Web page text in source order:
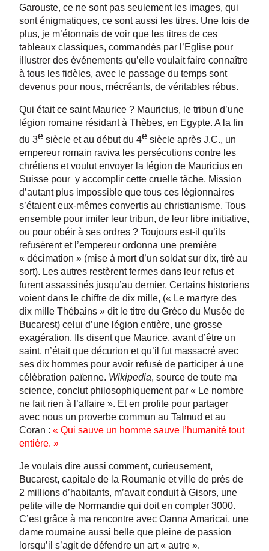
Garouste, ce ne sont pas seulement les images, qui
sont énigmatiques, ce sont aussi les titres. Une fois de
plus, je m’étonnais de voir que les titres de ces
tableaux classiques, commandés par l’Eglise pour
illustrer des événements qu’elle voulait faire connaître
à tous les fidèles, avec le passage du temps sont
devenus pour nous, mécréants, de véritables rébus.
Qui était ce saint Maurice ? Mauricius, le tribun d’une
légion romaine résidant à Thèbes, en Egypte. A la fin
du 3e siècle et au début du 4e siècle après J.C., un
empereur romain raviva les persécutions contre les
chrétiens et voulut envoyer la légion de Mauricius en
Suisse pour y accomplir cette cruelle tâche. Mission
d’autant plus impossible que tous ces légionnaires
s’étaient eux-mêmes convertis au christianisme. Tous
ensemble pour imiter leur tribun, de leur libre initiative,
ou pour obéir à ses ordres ? Toujours est-il qu’ils
refusèrent et l’empereur ordonna une première
« décimation » (mise à mort d’un soldat sur dix, tiré au
sort). Les autres restèrent fermes dans leur refus et
furent assassinés jusqu’au dernier. Certains historiens
voient dans le chiffre de dix mille, (« Le martyre des
dix mille Thébains » dit le titre du Gréco du Musée de
Bucarest) celui d’une légion entière, une grosse
exagération. Ils disent que Maurice, avant d’être un
saint, n’était que décurion et qu’il fut massacré avec
ses dix hommes pour avoir refusé de participer à une
célébration païenne. Wikipedia, source de toute ma
science, conclut philosophiquement par « Le nombre
ne fait rien à l’affaire ». Et en profite pour partager
avec nous un proverbe commun au Talmud et au
Coran : « Qui sauve un homme sauve l’humanité tout
entière. »
Je voulais dire aussi comment, curieusement,
Bucarest, capitale de la Roumanie et ville de près de
2 millions d’habitants, m’avait conduit à Gisors, une
petite ville de Normandie qui doit en compter 3000.
C’est grâce à ma rencontre avec Oanna Amaricai, une
dame roumaine aussi belle que pleine de passion
lorsqu’il s’agit de défendre un art « autre ».